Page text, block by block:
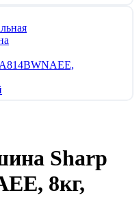
Sharp
8кг,